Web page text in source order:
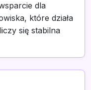
dla
które działa
się stabilna